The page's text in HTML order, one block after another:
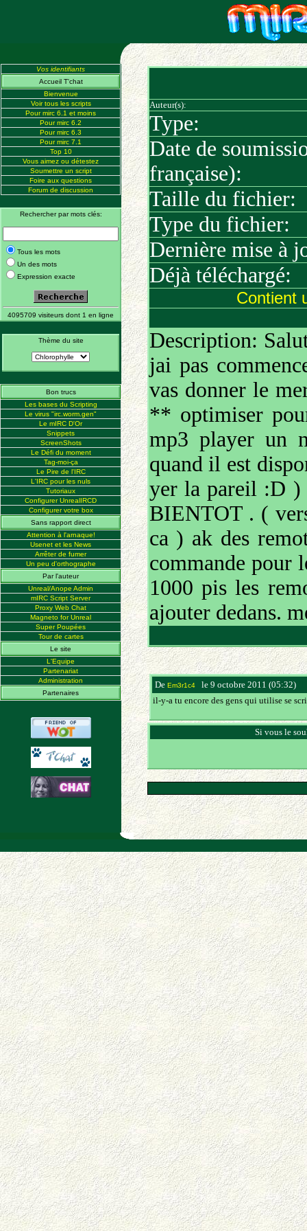
Vos identifiants
Accueil T'chat
Bienvenue
Voir tous les scripts
Pour mirc 6.1 et moins
Pour mirc 6.2
Pour mirc 6.3
Pour mirc 7.1
Top 10
Vous aimez ou détestez
Soumettre un script
Foire aux questions
Forum de discussion
Rechercher par mots clés:
Tous les mots
Un des mots
Expression exacte
4095709 visiteurs dont 1 en ligne
Thème du site
Bon trucs
Les bases du Scripting
Le virus "irc.worm.gen"
Le mIRC D'Or
Snippets
ScreenShots
Le Défi du moment
Tag-moi-ça
Le Pire de l'IRC
L'IRC pour les nuls
Tutoriaux
Configurer UnrealIRCD
Configurer votre box
Sans rapport direct
Attention à l'arnaque!
Usenet et les News
Arrêter de fumer
Un peu d'orthographe
Par l'auteur
Unreal/Anope Admin
mIRC Script Server
Proxy Web Chat
Magneto for Unreal
Super Poupées
Tour de cartes
Le site
L'Equipe
Partenariat
Administration
Partenaires
Auteur(s):
Type:
Date de
française):
Taille du fichier:
Type du fichier:
Dernière mise à
Déjà téléchargé:
Contient
Description:
jai pas
vas donner le
** optimiser
mp3 player un
quand il est
yer la pareil :D
BIENTOT . (
ca ) ak des
commande pour
1000 pis les
ajouter dedans.
De Em3r1c4le 9 octobre 2011 (05:32)
il-y-a tu encore des gens qui utilise se
Si vous le